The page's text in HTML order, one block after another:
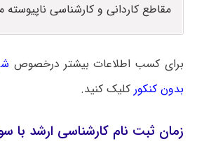
مقاطع کاردانی و کارشناسی
برای کسب اطلاعات بیشتر درخصوص
بدون کنکور کلیک کنید.
زمان ثبت نام کارشناسی ارشد با